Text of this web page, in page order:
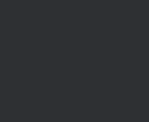
這幾項檢
：不